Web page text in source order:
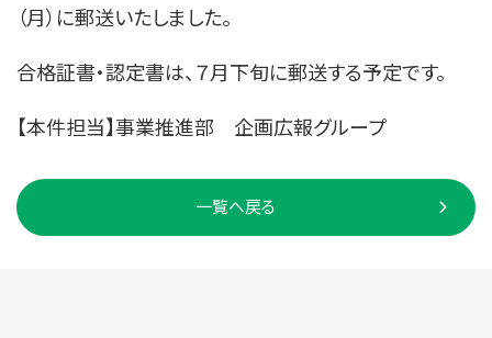
（月）に郵送いたしました。
合格証書・認定書は、７月下旬に郵送する予定です。
【本件担当】事業推進部 企画広報グループ
一覧へ戻る